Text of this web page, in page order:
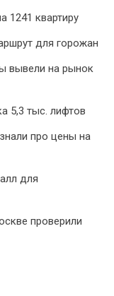
1241 квартиру
для горожан
вывели на рынок
5,3 тыс. лифтов
про цены на
для
проверили